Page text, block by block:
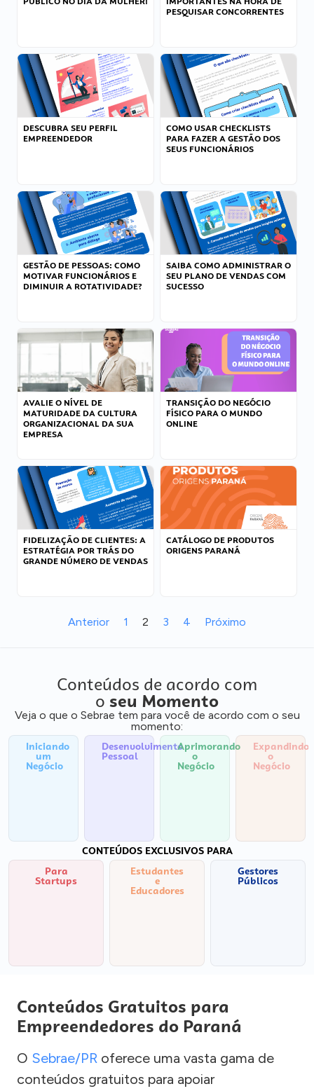
PESQUISAR CONCORRENTES
DESCUBRA SEU PERFIL
EMPREENDEDOR
COMO USAR CHECKLISTS
PARA FAZER A GESTÃO DOS
SEUS FUNCIONÁRIOS
GESTÃO DE PESSOAS: COMO
MOTIVAR FUNCIONÁRIOS E
DIMINUIR A ROTATIVIDADE?
SAIBA COMO ADMINISTRAR O
SEU PLANO DE VENDAS COM
SUCESSO
AVALIE O NÍVEL DE
MATURIDADE DA CULTURA
ORGANIZACIONAL DA SUA
EMPRESA
TRANSIÇÃO DO NEGÓCIO
FÍSICO PARA O MUNDO
ONLINE
FIDELIZAÇÃO DE CLIENTES: A
ESTRATÉGIA POR TRÁS DO
GRANDE NÚMERO DE VENDAS
CATÁLOGO DE PRODUTOS
ORIGENS PARANÁ
Anterior 1 2 3 4 Próximo
Conteúdos de acordo com
o seu Momento
Veja o que o Sebrae tem para você de acordo com o seu
momento:
Iniciando
um
Negócio
Desenvolvimento
Pessoal
Aprimorando
o
Negócio
Expandindo
o
Negócio
CONTEÚDOS EXCLUSIVOS PARA
Para
Startups
Estudantes
e
Educadores
Gestores
Públicos
Conteúdos Gratuitos para
Empreendedores do Paraná
O Sebrae/PR oferece uma vasta gama de
conteúdos gratuitos para apoiar